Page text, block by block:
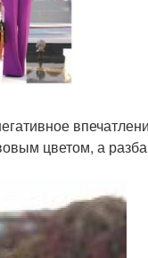
цветом, а